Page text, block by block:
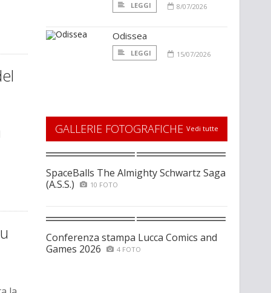
LEGGI 8/07/2026
Odissea
LEGGI 15/07/2026
GALLERIE FOTOGRAFICHE Vedi tutte
SpaceBalls The Almighty Schwartz Saga
(A.S.S.)
10 FOTO
Conferenza stampa Lucca Comics and
Games 2026
4 FOTO